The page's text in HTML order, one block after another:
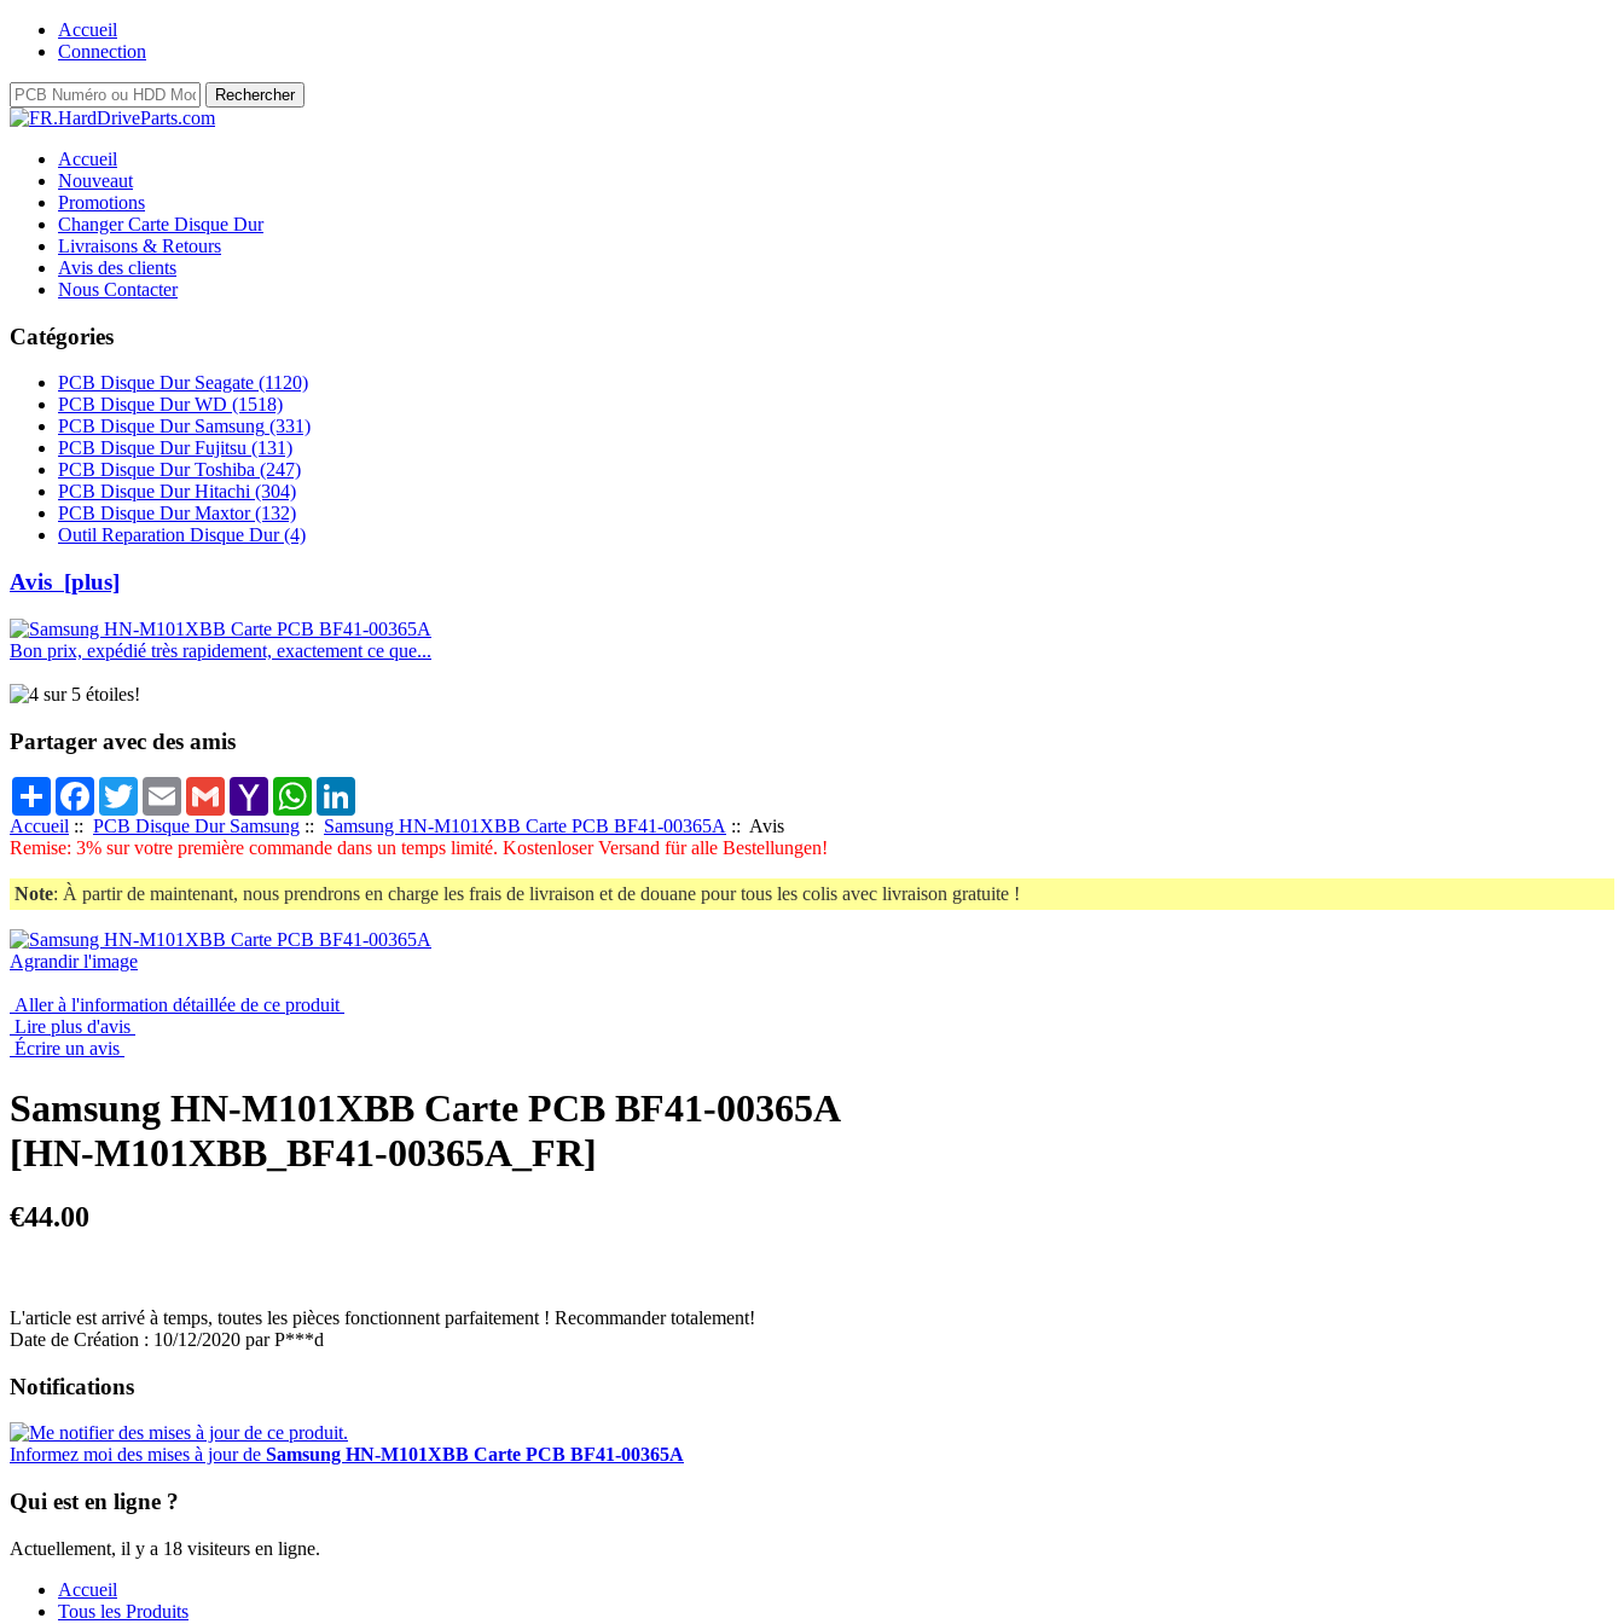
Accueil
Connection
Accueil
Nouveaut
Promotions
Changer Carte Disque Dur
Livraisons & Retours
Avis des clients
Nous Contacter
Catégories
PCB Disque Dur Seagate (1120)
PCB Disque Dur WD (1518)
PCB Disque Dur Samsung (331)
PCB Disque Dur Fujitsu (131)
PCB Disque Dur Toshiba (247)
PCB Disque Dur Hitachi (304)
PCB Disque Dur Maxtor(132)
Outil Reparation Disque Dur(4)
Avis [plus]
Bon prix, expédié très rapidement, exactement ce que...
Partager avec des amis
Share Facebook
TwitterEmail Gmail Yahoo
Mail
WhatsApp
Accueil :: PCB Disque Dur Samsung :: Samsung HN-M101XBB Carte PCB BF41-00365A :: Avis
Remise: 3% sur votre première commande dans un temps limité. Kostenloser Versand für alle Bestellungen!
Note: À partir de maintenant, nous prendrons en charge les frais de livraison et de douane pour tous les colis avec livraison gratuite !
Agrandir l'image
Aller à l'information détaillée de ce produit
Lire plus d'avis
Écrire un avis
Samsung HN-M101XBB Carte PCB BF41-00365A
[HN-M101XBB_BF41-00365A_FR]
€44.00
L'article est arrivé à temps, toutes les pièces fonctionnent parfaitement ! Recommander totalement!
Date de Création : 10/12/2020 par P***d
Notifications
Informez moi des mises à jour de Samsung HN-M101XBB Carte PCB BF41-00365A
Qui est en ligne ?
Actuellement, il y a 18 visiteurs en ligne.
Accueil
Tous les Produits